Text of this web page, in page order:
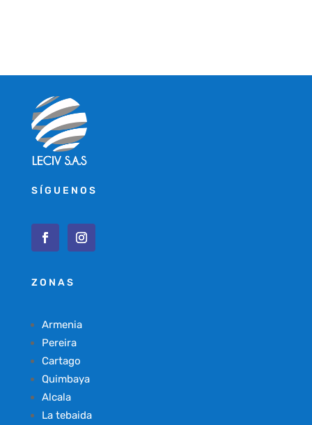
SÍGUENOS
ZONAS
Armenia
Pereira
Cartago
Quimbaya
Alcala
La tebaida